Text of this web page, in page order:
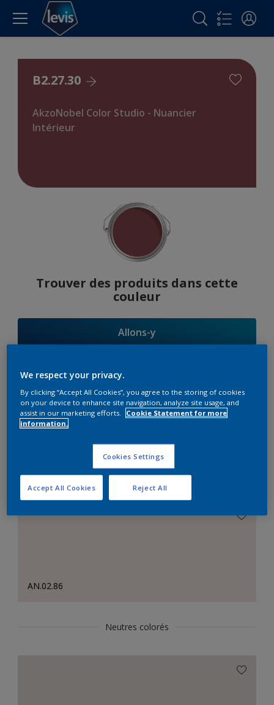
B2.27.30
AkzoNobel Color Studio - Nuancier
Intérieur
Trouver des produits dans cette
couleur
Allons-y
Suggestions
d'Harmonies
Le Blanc Parfait
AN.02.86
Neutres colorés
We respect your privacy.
By clicking “Accept All Cookies”, you agree to the storing of cookies
on your device to enhance site navigation, analyze site usage, and
assist in our marketing efforts.
Cookie Statement for more
information.
Cookies Settings
Reject All
Accept All Cookies